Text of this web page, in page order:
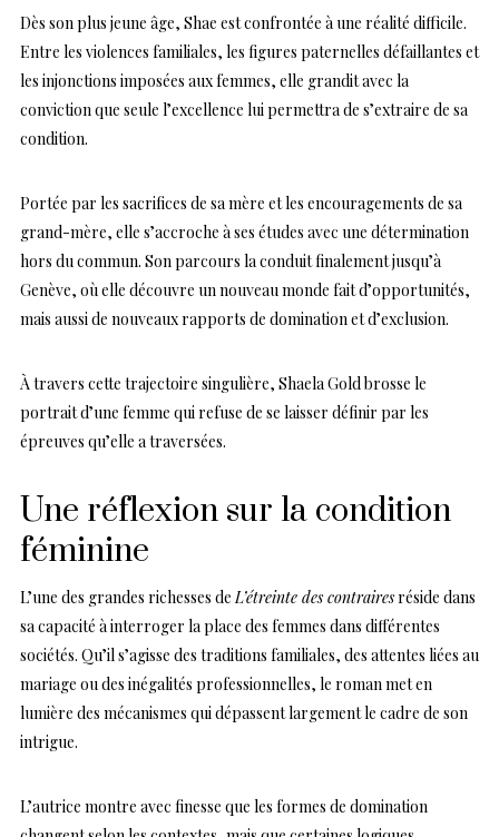
Dès son plus jeune âge, Shae est confrontée à une réalité difficile.
Entre les violences familiales, les figures paternelles défaillantes et
les injonctions imposées aux femmes, elle grandit avec la
conviction que seule l’excellence lui permettra de s’extraire de sa
condition.
Portée par les sacrifices de sa mère et les encouragements de sa
grand-mère, elle s’accroche à ses études avec une détermination
hors du commun. Son parcours la conduit finalement jusqu’à
Genève, où elle découvre un nouveau monde fait d’opportunités,
mais aussi de nouveaux rapports de domination et d’exclusion.
À travers cette trajectoire singulière, Shaela Gold brosse le
portrait d’une femme qui refuse de se laisser définir par les
épreuves qu’elle a traversées.
Une réflexion sur la condition
féminine
L’une des grandes richesses deL’étreinte des contrairesréside dans
sa capacité à interroger la place des femmes dans différentes
sociétés. Qu’il s’agisse des traditions familiales, des attentes liées au
mariage ou des inégalités professionnelles, le roman met en
lumière des mécanismes qui dépassent largement le cadre de son
intrigue.
L’autrice montre avec finesse que les formes de domination